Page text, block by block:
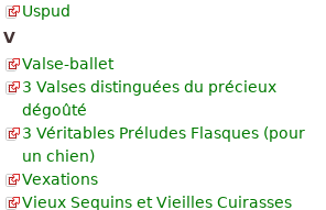
Uspud
V
Valse-ballet
3 Valses distinguées du précieux
dégoûté
3 Véritables Préludes Flasques (pour
un chien)
Vexations
Vieux Sequins et Vieilles Cuirasses